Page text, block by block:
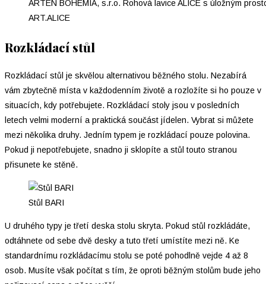
ARTEN BOHEMIA, s.r.o. Rohová lavice ALICE s úložným
ART.ALICE
Rozkládací stůl
Rozkládací stůl je skvělou alternativou běžného stolu. Nezabírá
vám zbytečně místa v každodenním životě a rozložíte si ho pouze v
situacích, kdy potřebujete. Rozkládací stoly jsou v posledních
letech velmi moderní a praktická součást jídelen. Vybrat si můžete
mezi několika druhy. Jedním typem je rozkládací pouze polovina.
Pokud ji nepotřebujete, snadno ji sklopíte a stůl touto stranou
přisunete ke stěně.
Stůl BARI
U druhého typy je třetí deska stolu skryta. Pokud stůl rozkládáte,
odtáhnete od sebe dvě desky a tuto třetí umístíte mezi ně. Ke
standardnímu rozkládacímu stolu se poté pohodlně vejde 4 až 8
osob. Musíte však počítat s tím, že oproti běžným stolům bude jeho